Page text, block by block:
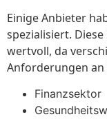
Einige Anbieter
spezialisiert.
wertvoll, da
Anforderungen
Finanzsektor